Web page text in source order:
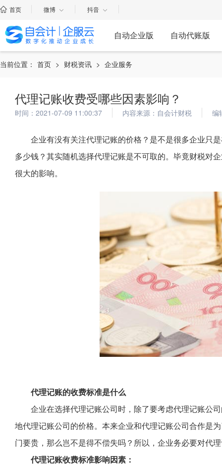
首页 微博 抖音
自动企业版 自动代账版
当前位置： 首页 > 财税资讯 > 企业服务
代理记账收费受哪些因素影响？
时间：2021-07-09 11:00:37 内容来源：自会计财税 编
企业有没有关注代理记账的价格？是不是很多企业只
多少钱？其实随机选择代理记账是不可取的。毕竟财税对
很大的影响。
代理记账的收费标准是什么
企业在选择代理记账公司时，除了要考虑代理记账公
地代理记账公司的价格。本来企业和代理记账公司合作是
门要贵，那么岂不是得不偿失吗？所以，企业务必要对代
代理记账收费标准影响因素：